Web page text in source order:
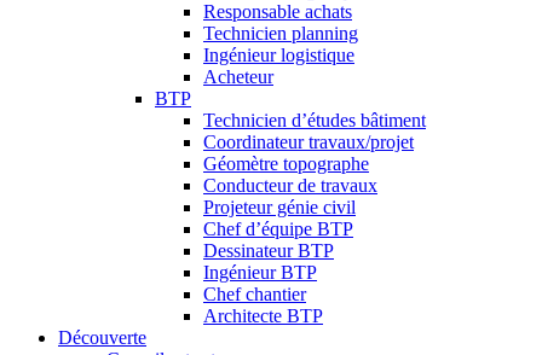
Responsable achats
Technicien planning
Ingénieur logistique
Acheteur
BTP
Technicien d’études bâtiment
Coordinateur travaux/projet
Géomètre topographe
Conducteur de travaux
Projeteur génie civil
Chef d’équipe BTP
Dessinateur BTP
Ingénieur BTP
Chef chantier
Architecte BTP
Découverte